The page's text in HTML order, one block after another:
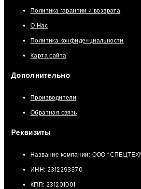
Политика гарантии и возврата
О Нас
Политика конфиденциальности
Карта сайта
Дополнительно
Производители
Обратная связь
Реквизиты
Название компании: ООО
ИНН: 2312293370
КПП: 231201001